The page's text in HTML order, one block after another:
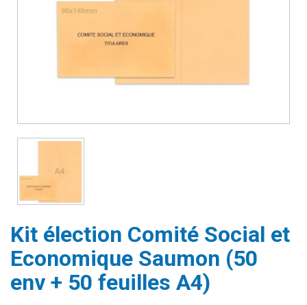
Kit élection Comité Social et
Economique Saumon (50
env + 50 feuilles A4)